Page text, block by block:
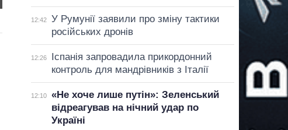
12:42
У Румунії заявили про зміну тактики
російських дронів
12:26
Іспанія запровадила прикордонний
контроль для мандрівників з Італії
12:10
«Не хоче лише путін»: Зеленський
відреагував на нічний удар по
Україні